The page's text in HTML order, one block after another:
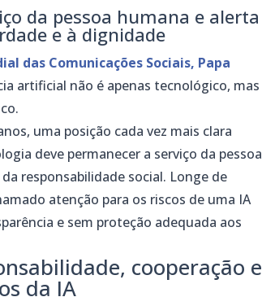
da pessoa humana e alerta
e à dignidade
das Comunicações Sociais, Papa
artificial não é apenas tecnológico, mas
uma posição cada vez mais clara
deve permanecer a serviço da pessoa
responsabilidade social. Longe de
atenção para os riscos de uma IA
e sem proteção adequada aos
cooperação e
da IA